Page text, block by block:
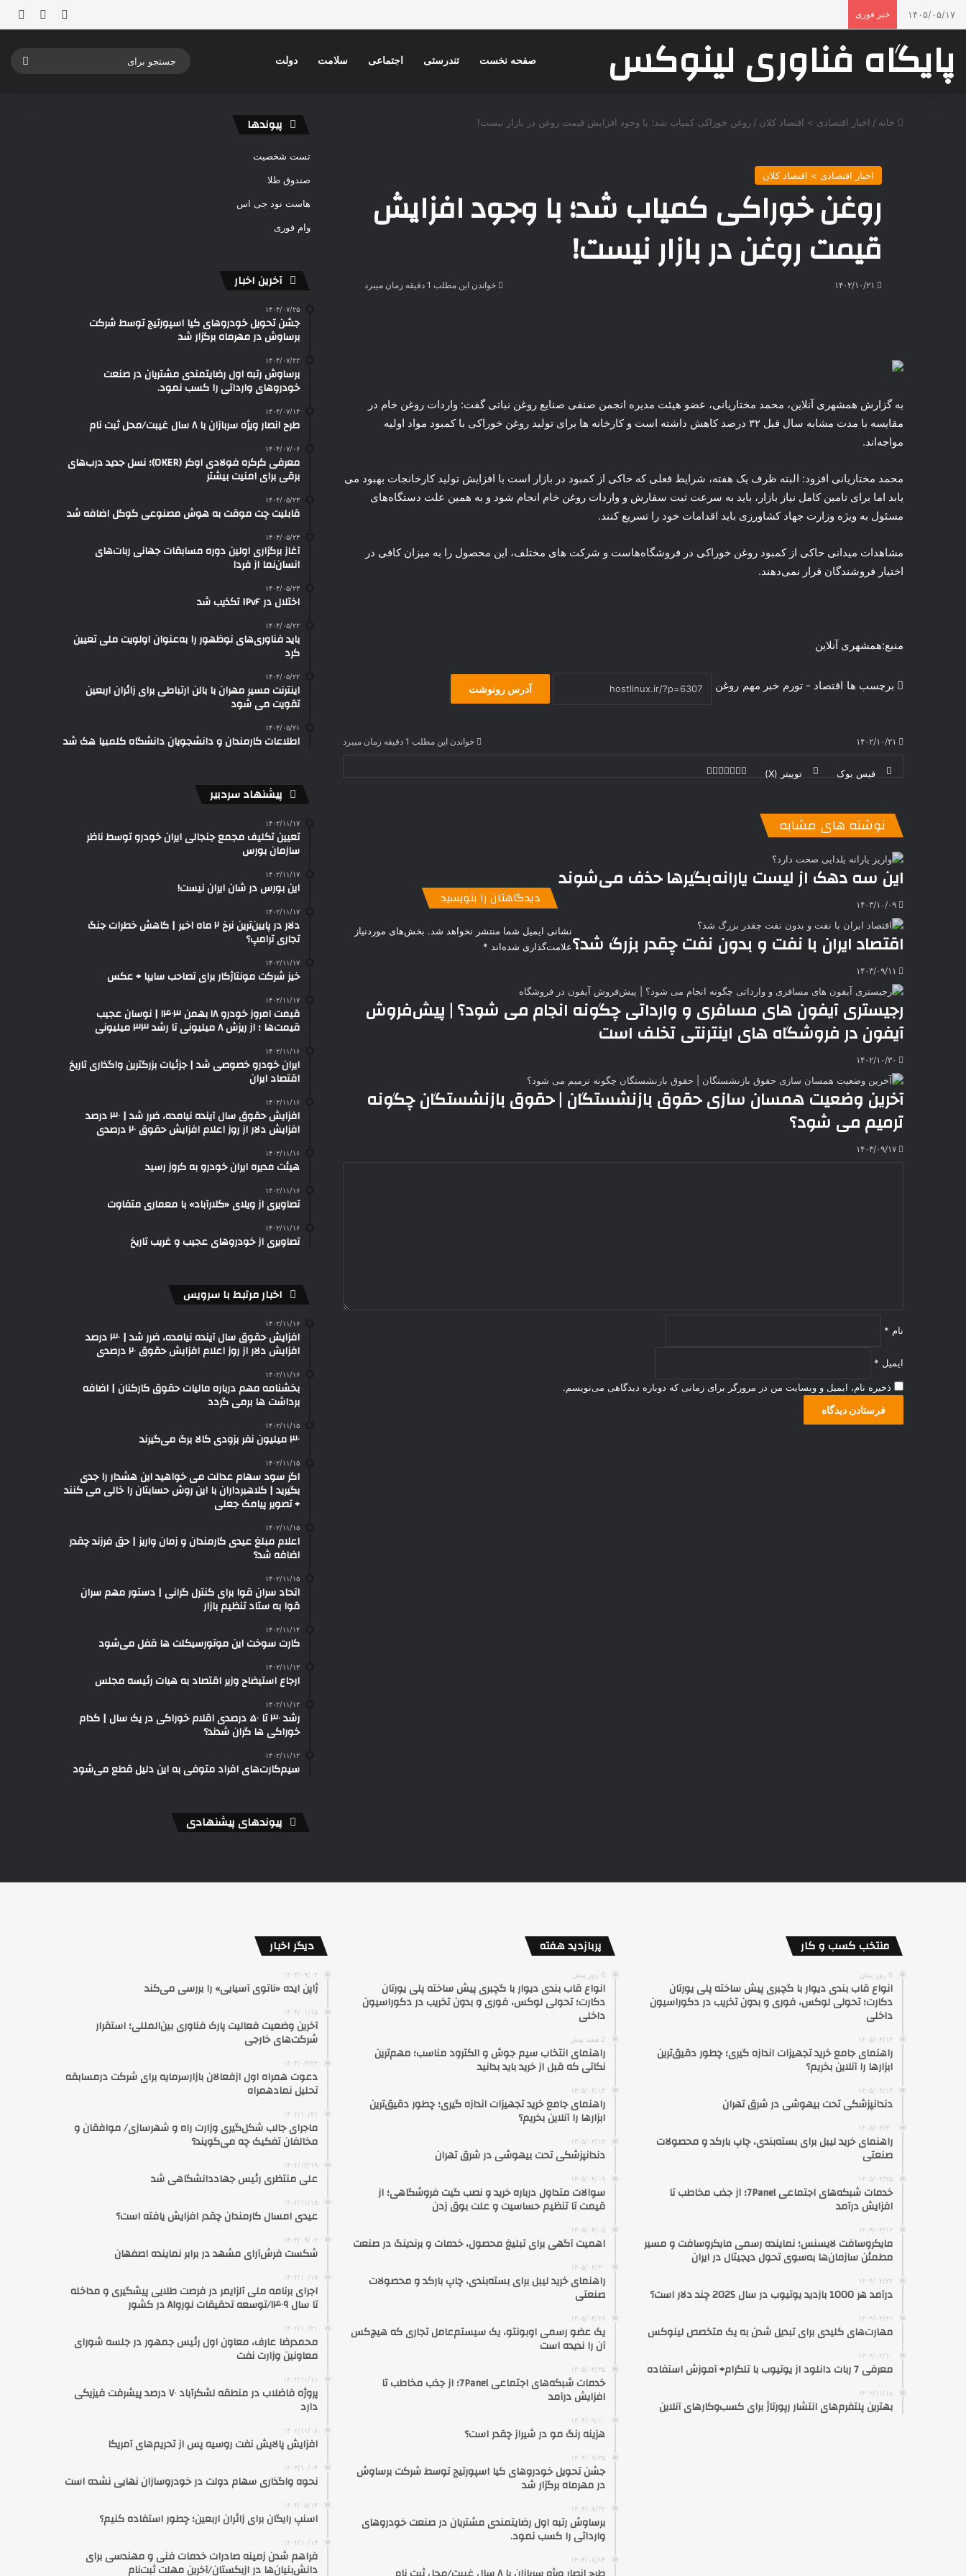
۱۴۰۵/۰۵/۱۷ خبر فوری ورود نوشته
پایگاه فناوری لینوکس صفحه نخست تندرستی اجتماعی سلامت دولت
خانه / اخبار اقتصادی > اقتصاد كلان / روغن خوراکی کمیاب شد؛ با وجود افزایش قیمت روغن در بازار نیست!
اخبار اقتصادی > اقتصاد كلان
روغن خوراکی کمیاب شد؛ با وجود افزایش
قیمت روغن در بازار نیست!
۱۴۰۲/۱۰/۲۱ خواندن این مطلب 1 دقیقه زمان میبرد
به گزارش همشهری آنلاین، محمد مختاریانی، عضو هیئت مدیره انجمن صنفی صنایع روغن نباتی گفت: واردات روغن خام در
مقایسه با مدت مشابه سال قبل ۳۲ درصد کاهش داشته است و کارخانه ها برای تولید روغن خوراکی با کمبود مواد اولیه
مواجه‌اند.
محمد مختاریانی افزود: البته ظرف یک هفته، شرایط فعلی که حاکی از کمبود در بازار است با افزایش تولید کارخانجات بهبود می
یابد اما برای تامین کامل نیاز بازار، باید به سرعت ثبت سفارش و واردات روغن خام انجام شود و به همین علت دستگاه‌های
مسئول به ویژه وزارت جهاد کشاورزی باید اقدامات خود را تسریع کنند.
مشاهدات میدانی حاکی از کمبود روغن خوراکی در فروشگاه‌هاست و شرکت های مختلف، این محصول را به میزان کافی در
اختیار فروشندگان قرار نمی‌دهند.
منبع:همشهری آنلاین
برچسب ها اقتصاد - تورم خبر مهم روغن آدرس رونوشت
۱۴۰۲/۱۰/۲۱ خواندن این مطلب 1 دقیقه زمان میبرد
فیس بوک توییتر (X)
ت
k
ه
نوشته های مشابه
این سه دهک از لیست یارانه‌بگیرها حذف می‌شوند
۱۴۰۳/۱۰/۰۹
اقتصاد ایران با نفت و بدون نفت چقدر بزرگ شد؟
۱۴۰۳/۰۹/۱۱
رجیستری آیفون های مسافری و وارداتی چگونه انجام می شود؟ | پیش‌فروش
آیفون در فروشگاه های اینترنتی تخلف است
۱۴۰۲/۱۰/۳۰
آخرین وضعیت همسان‌ سازی حقوق بازنشستگان | حقوق بازنشستگان چگونه
ترمیم می‌ شود؟
۱۴۰۳/۰۹/۱۷
دیدگاهتان را بنویسید
نشانی ایمیل شما منتشر نخواهد شد. بخش‌های موردنیاز
علامت‌گذاری شده‌اند *
نام *
ایمیل *
ذخیره نام، ایمیل و وبسایت من در مرورگر برای زمانی که دوباره دیدگاهی می‌نویسم.
پیوندها
تست شخصیت
صندوق طلا
هاست نود جی اس
وام فوری
آخرین اخبار
۱۴۰۴/۰۷/۲۵
جشن تحویل خودروهای کیا اسپورتیج توسط شرکت
برساوش در مهرماه برگزار شد
۱۴۰۴/۰۷/۲۲
برساوش رتبه اول رضایتمندی مشتریان در صنعت
خودروهای وارداتی را کسب نمود.
۱۴۰۴/۰۷/۱۴
طرح انصار ویژه سربازان با ۸ سال غیبت/محل ثبت نام
۱۴۰۴/۰۷/۰۶
معرفی کرکره فولادی اوکر (OKER)؛ نسل جدید درب‌های
برقی برای امنیت بیشتر
۱۴۰۴/۰۵/۲۳
قابلیت چت موقت به هوش مصنوعی گوگل اضافه شد
۱۴۰۴/۰۵/۲۳
آغاز برگزاری اولین دوره مسابقات جهانی ربات‌های
انسان‌نما از فردا
۱۴۰۴/۰۵/۲۳
اختلال در IPv۶ تکذیب شد
۱۴۰۴/۰۵/۲۲
باید فناوری‌های نوظهور را به‌عنوان اولویت ملی تعیین
کرد
۱۴۰۴/۰۵/۲۲
اینترنت مسیر مهران با بالن ارتباطی برای زائران اربعین
تقویت می شود
۱۴۰۴/۰۵/۲۱
اطلاعات کارمندان و دانشجویان دانشگاه کلمبیا هک شد
پیشنهاد سردبیر
۱۴۰۲/۱۱/۱۷
تعیین تکلیف مجمع جنجالی ایران خودرو توسط ناظر
سازمان بورس
۱۴۰۲/۱۱/۱۷
این بورس در شان ایران نیست!
۱۴۰۲/۱۱/۱۷
دلار در پایین‌ترین نرخ ۲ ماه اخیر | کاهش خطرات جنگ
تجاری ترامپ؟
۱۴۰۲/۱۱/۱۷
خیز شرکت مونتاژکار برای تصاحب سایپا + عکس
۱۴۰۲/۱۱/۱۷
قیمت امروز خودرو ۱۸ بهمن ۱۴۰۳ | نوسان عجیب
قیمت‌ها ؛ از ریزش ۸ میلیونی تا رشد ۳۳ میلیونی
۱۴۰۲/۱۱/۱۶
ایران خودرو خصوصی شد | جزئیات بزرگترین واگذاری تاریخ
اقتصاد ایران
۱۴۰۲/۱۱/۱۶
افزایش حقوق سال آینده نیامده، ضرر شد | ۳۰ درصد
افزایش دلار از روز اعلام افزایش حقوق ۲۰ درصدی
۱۴۰۲/۱۱/۱۶
هیئت مدیره ایران خودرو به کروز رسید
۱۴۰۲/۱۱/۱۶
تصاویری از ویلای «کلارآباد» با معماری متفاوت
۱۴۰۲/۱۱/۱۶
تصاویری از خودروهای عجیب و غریب تاریخ
اخبار مرتبط با سرویس
۱۴۰۲/۱۱/۱۶
افزایش حقوق سال آینده نیامده، ضرر شد | ۳۰ درصد
افزایش دلار از روز اعلام افزایش حقوق ۲۰ درصدی
۱۴۰۲/۱۱/۱۶
بخشنامه مهم درباره مالیات حقوق کارکنان | اضافه
برداشت ها برمی گردد
۱۴۰۲/۱۱/۱۵
۳۰ میلیون نفر بزودی کالا برگ می‌گیرند
۱۴۰۲/۱۱/۱۵
اگر سود سهام عدالت می خواهید این هشدار را جدی
بگیرید | کلاهبرداران با این روش حسابتان را خالی می کنند
+ تصویر پیامک جعلی
۱۴۰۲/۱۱/۱۵
اعلام مبلغ عیدی کارمندان و زمان واریز | حق فرزند چقدر
اضافه شد؟
۱۴۰۲/۱۱/۱۵
اتحاد سران قوا برای کنترل گرانی | دستور مهم سران
قوا به ستاد تنظیم بازار
۱۴۰۲/۱۱/۱۴
کارت سوخت این موتورسیکلت ها قفل می‌شود
۱۴۰۲/۱۱/۱۲
ارجاع استیضاح وزیر اقتصاد به هیات رئیسه مجلس
۱۴۰۲/۱۱/۱۲
رشد ۳۰ تا ۵۰ درصدی اقلام خوراکی در یک سال | کدام
خوراکی‌ ها گران شدند؟
۱۴۰۲/۱۱/۱۲
سیم‌کارت‌های افراد متوفی به این دلیل قطع می‌شود
پیوندهای پیشنهادی
منتخب کسب و کار
6 روز پیش
انواع قاب بندی دیوار با گچبری پیش ساخته پلی یورتان
دکارت؛ تحولی لوکس، فوری و بدون تخریب در دکوراسیون
داخلی
۱۴۰۵/۰۴/۱۴
راهنمای جامع خرید تجهیزات اندازه گیری؛ چطور دقیق‌ترین
ابزارها را آنلاین بخریم؟
۱۴۰۵/۰۴/۱۳
دندانپزشکی تحت بیهوشی در شرق تهران
۱۴۰۵/۰۳/۳۰
راهنمای خرید لیبل برای بسته‌بندی، چاپ بارکد و محصولات
صنعتی
۱۴۰۵/۰۳/۲۵
خدمات شبکه‌های اجتماعی 7Panel؛ از جذب مخاطب تا
افزایش درآمد
۱۴۰۴/۰۳/۱۲
مایکروسافت لایسنس؛ نماینده رسمی مایکروسافت و مسیر
مطمئن سازمان‌ها به‌سوی تحول دیجیتال در ایران
۱۴۰۴/۰۲/۲۲
درآمد هر 1000 بازدید یوتیوب در سال 2025 چند دلار است؟
۱۴۰۴/۰۲/۲۱
مهارت‌های کلیدی برای تبدیل شدن به یک متخصص لینوکس
۱۴۰۴/۰۲/۱۰
معرفی 7 ربات دانلود از یوتیوب با تلگرام+ آموزش استفاده
۱۴۰۲/۱۱/۱۸
بهترین پلتفرم‌های انتشار رپورتاژ برای کسب‌وکارهای آنلاین
پربازدید هفته
6 روز پیش
انواع قاب بندی دیوار با گچبری پیش ساخته پلی یورتان
دکارت؛ تحولی لوکس، فوری و بدون تخریب در دکوراسیون
داخلی
2 هفته پیش
راهنمای انتخاب سیم جوش و الکترود مناسب؛ مهم‌ترین
نکاتی که قبل از خرید باید بدانید
۱۴۰۵/۰۴/۱۴
راهنمای جامع خرید تجهیزات اندازه گیری؛ چطور دقیق‌ترین
ابزارها را آنلاین بخریم؟
۱۴۰۵/۰۴/۱۳
دندانپزشکی تحت بیهوشی در شرق تهران
۱۴۰۵/۰۴/۰۹
سوالات متداول درباره خرید و نصب گیت فروشگاهی؛ از
قیمت تا تنظیم حساسیت و علت بوق زدن
۱۴۰۵/۰۴/۰۵
اهمیت آگهی برای تبلیغ محصول، خدمات و برندینگ در صنعت
۱۴۰۵/۰۳/۳۰
راهنمای خرید لیبل برای بسته‌بندی، چاپ بارکد و محصولات
صنعتی
۱۴۰۵/۰۳/۲۶
یک عضو رسمی اوبونتو، یک سیستم‌عامل تجاری که هیچ‌کس
آن را ندیده است
۱۴۰۵/۰۳/۲۵
خدمات شبکه‌های اجتماعی 7Panel؛ از جذب مخاطب تا
افزایش درآمد
۱۴۰۴/۰۹/۱۰
هزینه رنگ مو در شیراز چقدر است؟
۱۴۰۴/۰۷/۲۵
جشن تحویل خودروهای کیا اسپورتیج توسط شرکت برساوش
در مهرماه برگزار شد
۱۴۰۴/۰۷/۲۲
برساوش رتبه اول رضایتمندی مشتریان در صنعت خودروهای
وارداتی را کسب نمود.
۱۴۰۴/۰۷/۱۴
دیگر اخبار
۱۴۰۳/۰۹/۰۲
ژاپن ایده «ناتوی آسیایی» را بررسی می‌کند
۱۴۰۴/۰۱/۱۵
آخرین وضعیت فعالیت پارک فناوری بین‌المللی؛ استقرار
شرکت‌های خارجی‌
۱۴۰۴/۰۲/۲۲
دعوت همراه اول ازفعالان بازارسرمایه برای شرکت درمسابقه
تحلیل نمادهمراه
۱۴۰۲/۱۰/۲۱
ماجرای جالب شکل‌گیری وزارت راه و شهرسازی/ موافقان و
مخالفان تفکیک چه می‌گویند؟
۱۴۰۲/۱۲/۱۹
علی منتظری رئیس جهاددانشگاهی شد
۱۴۰۲/۱۱/۱۵
عیدی امسال کارمندان چقدر افزایش یافته است؟
۱۴۰۳/۰۹/۰۲
شکست فرش‌آرای مشهد در برابر نماینده اصفهان
۱۴۰۲/۱۰/۱۷
اجرای برنامه ملی آلزایمر در فرصت طلایی پیشگیری و مداخله
تا سال ۱۴۰۹/توسعه تحقیقات نوروAI‌ در کشور
۱۴۰۲/۱۰/۲۱
محمدرضا عارف، معاون اول رئیس جمهور در جلسه شورای
معاونین وزارت نفت
۱۴۰۲/۱۱/۱۱
پروژه فاضلاب در منطقه لشکرآباد ۷۰ درصد پیشرفت فیزیکی
دارد
۱۴۰۲/۱۱/۰۸
افزایش پالایش نفت روسیه پس از تحریم‌های آمریکا
۱۴۰۳/۱۰/۰۴
نحوه واگذاری سهام دولت در خودروسازان نهایی نشده است
۱۴۰۴/۰۵/۱۴
اسنپ رایگان برای زائران اربعین؛ چطور استفاده کنیم؟
۱۴۰۲/۱۰/۱۴
فراهم شدن زمینه صادرات خدمات فنی و مهندسی برای
دانش‌بنیان‌ها در ازبکستان/آخرین مهلت ثبت‌نام